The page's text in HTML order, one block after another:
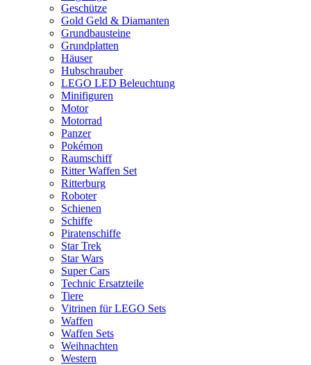
Geschütze
Gold Geld & Diamanten
Grundbausteine
Grundplatten
Häuser
Hubschrauber
LEGO LED Beleuchtung
Minifiguren
Motor
Motorrad
Panzer
Pokémon
Raumschiff
Ritter Waffen Set
Ritterburg
Roboter
Schienen
Schiffe
Piratenschiffe
Star Trek
Star Wars
Super Cars
Technic Ersatzteile
Tiere
Vitrinen für LEGO Sets
Waffen
Waffen Sets
Weihnachten
Western